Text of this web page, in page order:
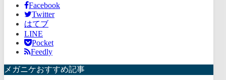
Facebook
Twitter
はてブ
LINE
Pocket
Feedly
メガニケおすすめ記事